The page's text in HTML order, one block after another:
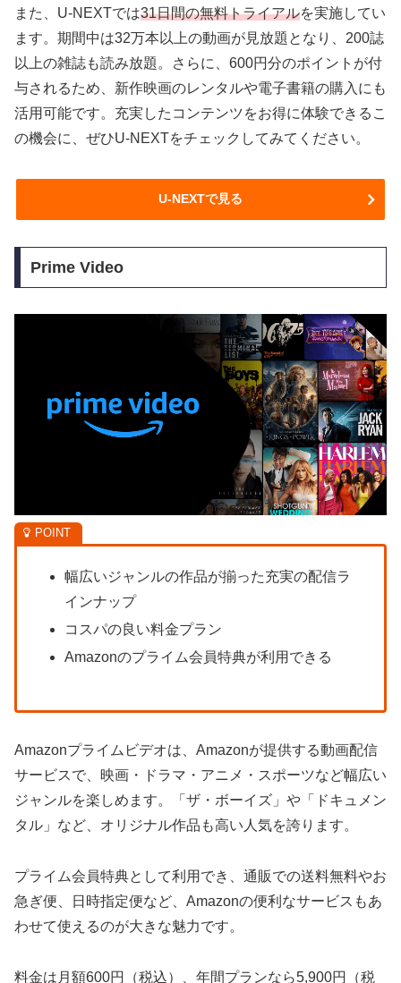
また、U-NEXTでは31日間の無料トライアルを実施してい
ます。期間中は32万本以上の動画が見放題となり、200誌
以上の雑誌も読み放題。さらに、600円分のポイントが付
与されるため、新作映画のレンタルや電子書籍の購入にも
活用可能です。充実したコンテンツをお得に体験できるこ
の機会に、ぜひU-NEXTをチェックしてみてください。
U-NEXTで見る
Prime Video
幅広いジャンルの作品が揃った充実の配信ラ
インナップ
コスパの良い料金プラン
Amazonのプライム会員特典が利用できる
Amazonプライムビデオは、Amazonが提供する動画配信
サービスで、映画・ドラマ・アニメ・スポーツなど幅広い
ジャンルを楽しめます。「ザ・ボーイズ」や「ドキュメン
タル」など、オリジナル作品も高い人気を誇ります。
プライム会員特典として利用でき、通販での送料無料やお
急ぎ便、日時指定便など、Amazonの便利なサービスもあ
わせて使えるのが大きな魅力です。
料金は月額600円（税込）、年間プランなら5,900円（税